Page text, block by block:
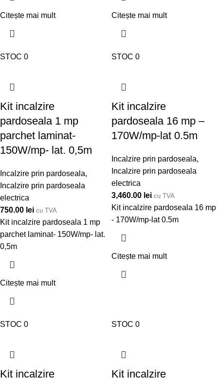
Citește mai mult Citește mai mult
STOC 0
Kit incalzire
pardoseala 1 mp
parchet laminat-
150W/mp- lat. 0,5m
Incalzire prin pardoseala,
Incalzire prin pardoseala
electrica
750.00 lei cu TVA
Kit incalzire pardoseala 1 mp
parchet laminat- 150W/mp- lat.
0,5m
Citește mai mult
STOC 0
Kit incalzire
pardoseala 16 mp –
170W/mp-lat 0.5m
Incalzire prin pardoseala,
Incalzire prin pardoseala
electrica
3,460.00 lei cu TVA
Kit incalzire pardoseala 16 mp
- 170W/mp-lat 0.5m
Citește mai mult
STOC 0
Kit incalzire
STOC 0
Kit incalzire